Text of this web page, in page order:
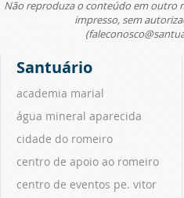
Não reproduza o conteúdo em outro
impresso, sem
Santuário
academia marial
água mineral aparecida
cidade do romeiro
centro de apoio ao romeiro
centro de eventos pe. vitor